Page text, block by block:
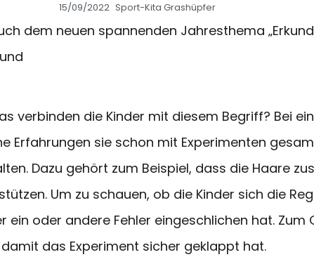
15/09/2022 Sport-Kita Grashüpfer
dem neuen spannenden Jahresthema
verbinden die Kinder mit diesem Begriff? Bei
Erfahrungen sie schon mit Experimenten
Dazu gehört zum Beispiel, dass die Haare
Um zu schauen, ob die Kinder sich die
oder andere Fehler eingeschlichen hat.
das Experiment sicher geklappt hat.